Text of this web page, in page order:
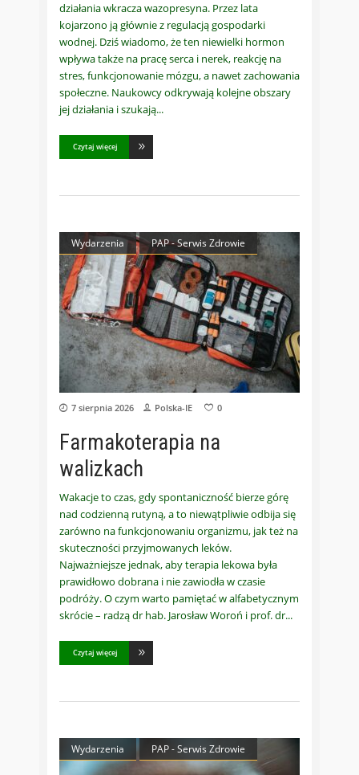
działania wkracza wazopresyna. Przez lata
kojarzono ją głównie z regulacją gospodarki
wodnej. Dziś wiadomo, że ten niewielki hormon
wpływa także na pracę serca i nerek, reakcję na
stres, funkcjonowanie mózgu, a nawet zachowania
społeczne. Naukowcy odkrywają kolejne obszary
jej działania i szukają
Czytaj więcej
Wydarzenia PAP - Serwis Zdrowie
7 sierpnia 2026 Polska-IE 0
Farmakoterapia na
walizkach
Wakacje to czas, gdy spontaniczność bierze górę
nad codzienną rutyną, a to niewątpliwie odbija się
zarówno na funkcjonowaniu organizmu, jak też na
skuteczności przyjmowanych leków.
Najważniejsze jednak, aby terapia lekowa była
prawidłowo dobrana i nie zawiodła w czasie
podróży. O czym warto pamiętać w alfabetycznym
skrócie – radzą dr hab. Jarosław Woroń i prof. dr
Czytaj więcej
Wydarzenia PAP - Serwis Zdrowie